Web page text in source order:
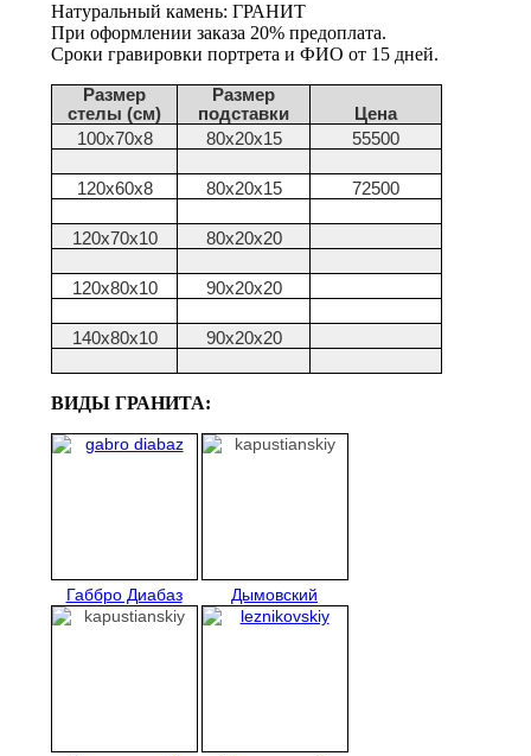
Натуральный камень: ГРАНИТ
При оформлении заказа 20% предоплата.
Сроки гравировки портрета и ФИО от 15 дней.
Размер
стелы (см)
Размер
подставки
Цена
100х70х8
80х20х15 55500
120х60х8 80х20х15 72500
120х70х10 80х20х20
120х80х10 90х20х20
140х80х10 90х20х20
ВИДЫ ГРАНИТА:
Габбро Диабаз Дымовский